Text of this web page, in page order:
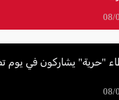
"حرية" يشاركون في